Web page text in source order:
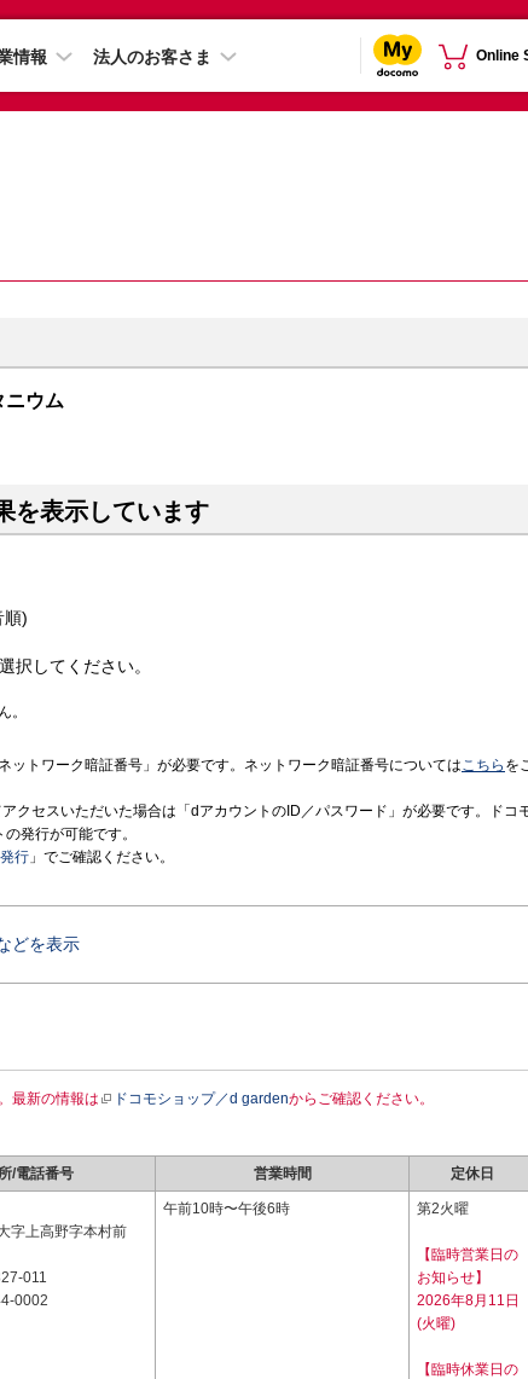
情報 法人のお客さま Online
ウム
を表示しています
順)
択してください。
。
ットワーク暗証番号」が必要です。ネットワーク暗証番号についてはこちら を
クセスいただいた場合は「dアカウントのID／パスワード」が必要です。ドコ
発行が可能です。
行 」でご確認ください。
どを表示
最新の情報は ドコモショップ／d gardenからご確認ください。
/電話番号 営業時間 定休日
字上高野字本村前
011
0002
午前10時〜午後6時 第2火曜
【臨時営業日の
お知らせ】
2026年8月11日
(火曜)
【臨時休業日の